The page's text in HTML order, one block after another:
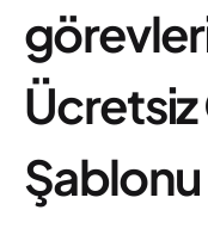
Şablonu